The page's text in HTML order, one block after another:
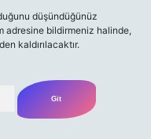
düşündüğünüz
adresine bildirmeniz halinde,
kaldırılacaktır.